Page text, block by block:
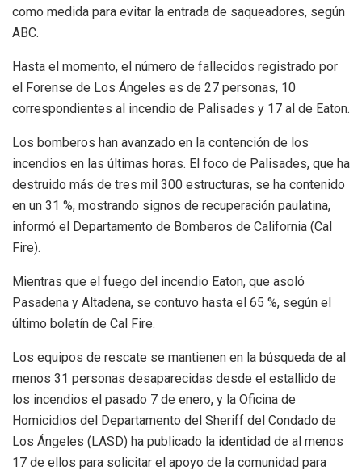
como medida para evitar la entrada de saqueadores, según
ABC.
Hasta el momento, el número de fallecidos registrado por
el Forense de Los Ángeles es de 27 personas, 10
correspondientes al incendio de Palisades y 17 al de Eaton.
Los bomberos han avanzado en la contención de los
incendios en las últimas horas. El foco de Palisades, que ha
destruido más de tres mil 300 estructuras, se ha contenido
en un 31 %, mostrando signos de recuperación paulatina,
informó el Departamento de Bomberos de California (Cal
Fire).
Mientras que el fuego del incendio Eaton, que asoló
Pasadena y Altadena, se contuvo hasta el 65 %, según el
último boletín de Cal Fire.
Los equipos de rescate se mantienen en la búsqueda de al
menos 31 personas desaparecidas desde el estallido de
los incendios el pasado 7 de enero, y la Oficina de
Homicidios del Departamento del Sheriff del Condado de
Los Ángeles (LASD) ha publicado la identidad de al menos
17 de ellos para solicitar el apoyo de la comunidad para